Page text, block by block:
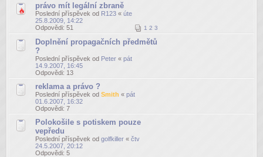
právo mít legální zbraně
Poslední příspěvek od R123 « úte
25.8.2009, 14:22
Odpovědi: 51 1 2 3
Doplnění propagačních předmětů
?
Poslední příspěvek od Peter « pát
14.9.2007, 16:45
Odpovědi: 13
reklama a právo ?
Poslední příspěvek od Smith « pát
01.6.2007, 16:32
Odpovědi: 7
Polokošile s potiskem pouze
vepředu
Poslední příspěvek od golfkiller « čtv
24.5.2007, 20:12
Odpovědi: 5